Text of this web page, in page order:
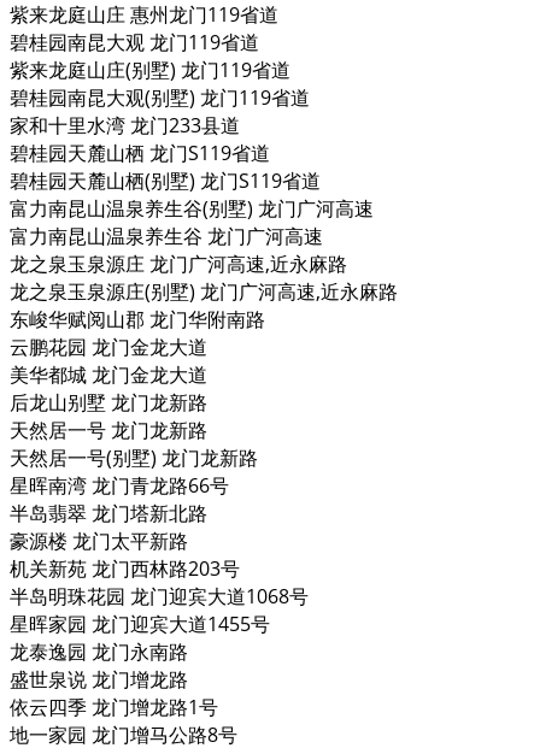
紫来龙庭山庄 惠州龙门119省道
碧桂园南昆大观 龙门119省道
紫来龙庭山庄(别墅) 龙门119省道
碧桂园南昆大观(别墅) 龙门119省道
家和十里水湾 龙门233县道
碧桂园天麓山栖 龙门S119省道
碧桂园天麓山栖(别墅) 龙门S119省道
富力南昆山温泉养生谷(别墅) 龙门广河高速
富力南昆山温泉养生谷 龙门广河高速
龙之泉玉泉源庄 龙门广河高速,近永麻路
龙之泉玉泉源庄(别墅) 龙门广河高速,近永麻路
东峻华赋阅山郡 龙门华附南路
云鹏花园 龙门金龙大道
美华都城 龙门金龙大道
后龙山别墅 龙门龙新路
天然居一号 龙门龙新路
天然居一号(别墅) 龙门龙新路
星晖南湾 龙门青龙路66号
半岛翡翠 龙门塔新北路
豪源楼 龙门太平新路
机关新苑 龙门西林路203号
半岛明珠花园 龙门迎宾大道1068号
星晖家园 龙门迎宾大道1455号
龙泰逸园 龙门永南路
盛世泉说 龙门增龙路
依云四季 龙门增龙路1号
地一家园 龙门增马公路8号